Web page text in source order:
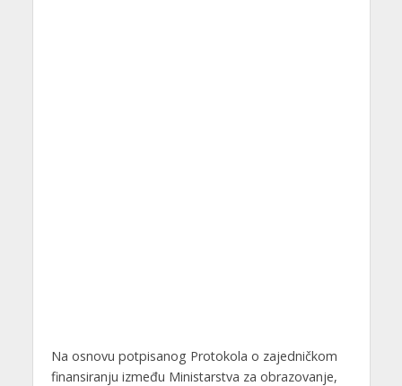
Na osnovu potpisanog Protokola o zajedničkom
finansiranju između Ministarstva za obrazovanje,